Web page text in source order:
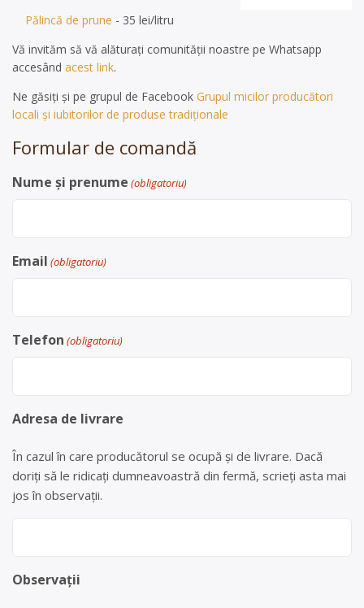
Pălincă de prune - 35 lei/litru
Vă invităm să vă alăturați comunității noastre pe Whatsapp
accesând acest link.
Ne găsiți și pe grupul de Facebook Grupul micilor producători
locali și iubitorilor de produse tradiționale
Formular de comandă
Nume și prenume (obligatoriu)
Email (obligatoriu)
Telefon (obligatoriu)
Adresa de livrare
În cazul în care producătorul se ocupă și de livrare. Dacă
doriți să le ridicați dumneavoastră din fermă, scrieți asta mai
jos în observații.
Observații